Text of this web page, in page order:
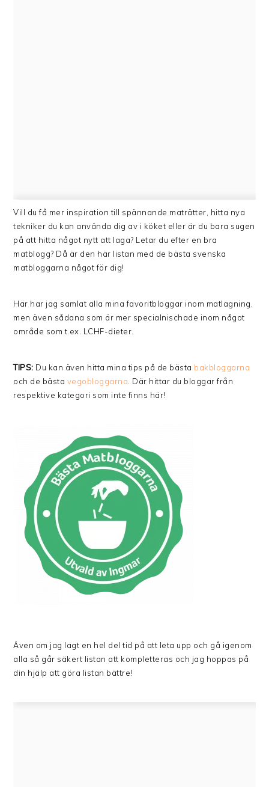
Vill du få mer inspiration till spännande maträtter, hitta nya
tekniker du kan använda dig av i köket eller är du bara sugen
på att hitta något nytt att laga? Letar du efter en bra
matblogg? Då är den här listan med de bästa svenska
matbloggarna något för dig!
Här har jag samlat alla mina favoritbloggar inom matlagning,
men även sådana som är mer specialnischade inom något
område som t.ex. LCHF-dieter.
TIPS: Du kan även hitta mina tips på de bästa bakbloggarna
och de bästa vegobloggarna. Där hittar du bloggar från
respektive kategori som inte finns här!
Även om jag lagt en hel del tid på att leta upp och gå igenom
alla så går säkert listan att kompletteras och jag hoppas på
din hjälp att göra listan bättre!